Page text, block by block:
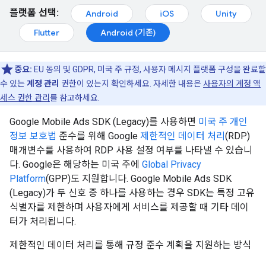
플랫폼 선택: Android iOS
Unity
Flutter
Android (기존)
중요: EU 동의 및 GDPR, 미국 주 규정, 사용자 메시지 플랫폼 구성을 완료할
수 있는계정 관리 권한이 있는지 확인하세요. 자세한 내용은 사용자의 계정 액
세스 권한 관리 를 참고하세요.
Google Mobile Ads SDK (Legacy)를 사용하면 미국 주 개인
정보 보호법 준수를 위해 Google 제한적인 데이터 처리 (RDP)
매개변수를 사용하여 RDP 사용 설정 여부를 나타낼 수 있습니
다. Google은 해당하는 미국 주에 Global Privacy
Platform(GPP)도 지원합니다. Google Mobile Ads SDK
(Legacy)가 두 신호 중 하나를 사용하는 경우 SDK는 특정 고유
식별자를 제한하며 사용자에게 서비스를 제공할 때 기타 데이
터가 처리됩니다.
제한적인 데이터 처리를 통해 규정 준수 계획을 지원하는 방식